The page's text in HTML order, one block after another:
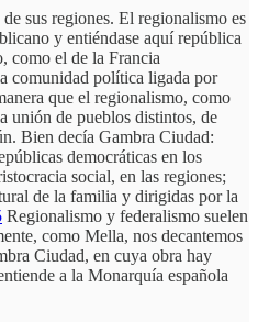
sus regiones. El regionalismo es
y entiéndase aquí república
como el de la Francia
comunidad política ligada por
que el regionalismo, como
unión de pueblos distintos, de
Bien decía Gambra Ciudad:
democráticas en los
social, en las regiones;
de la familia y dirigidas por la
Regionalismo y federalismo suelen
como Mella, nos decantemos
Ciudad, en cuya obra hay
a la Monarquía española